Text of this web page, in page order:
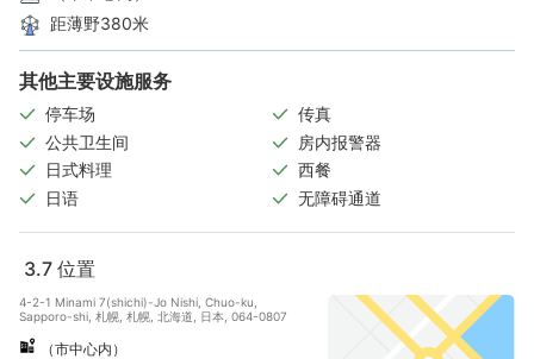
距薄野380米
其他主要设施服务
停车场
传真
公共卫生间
房内报警器
日式料理
西餐
日语
无障碍通道
3.7 位置
4-2-1 Minami 7(shichi)-Jo Nishi, Chuo-ku,
Sapporo-shi, 札幌, 札幌, 北海道, 日本, 064-0807
（市中心内）